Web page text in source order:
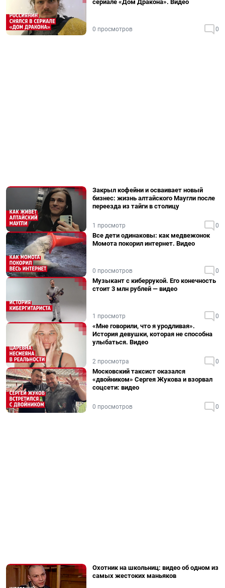
сериале «Дом Дракона». Видео
0 просмотров 0
Закрыл кофейни и осваивает новый
бизнес: жизнь алтайского Маугли после
переезда из тайги в столицу
1 просмотр 0
Все дети одинаковы: как медвежонок
Момота покорил интернет. Видео
0 просмотров 0
Музыкант с киберрукой. Его конечность
стоит 3 млн рублей — видео
1 просмотр 0
«Мне говорили, что я уродливая».
История девушки, которая не способна
улыбаться. Видео
2 просмотра 0
Московский таксист оказался
«двойником» Сергея Жукова и взорвал
соцсети: видео
0 просмотров 0
Охотник на школьниц: видео об одном из
самых жестоких маньяков